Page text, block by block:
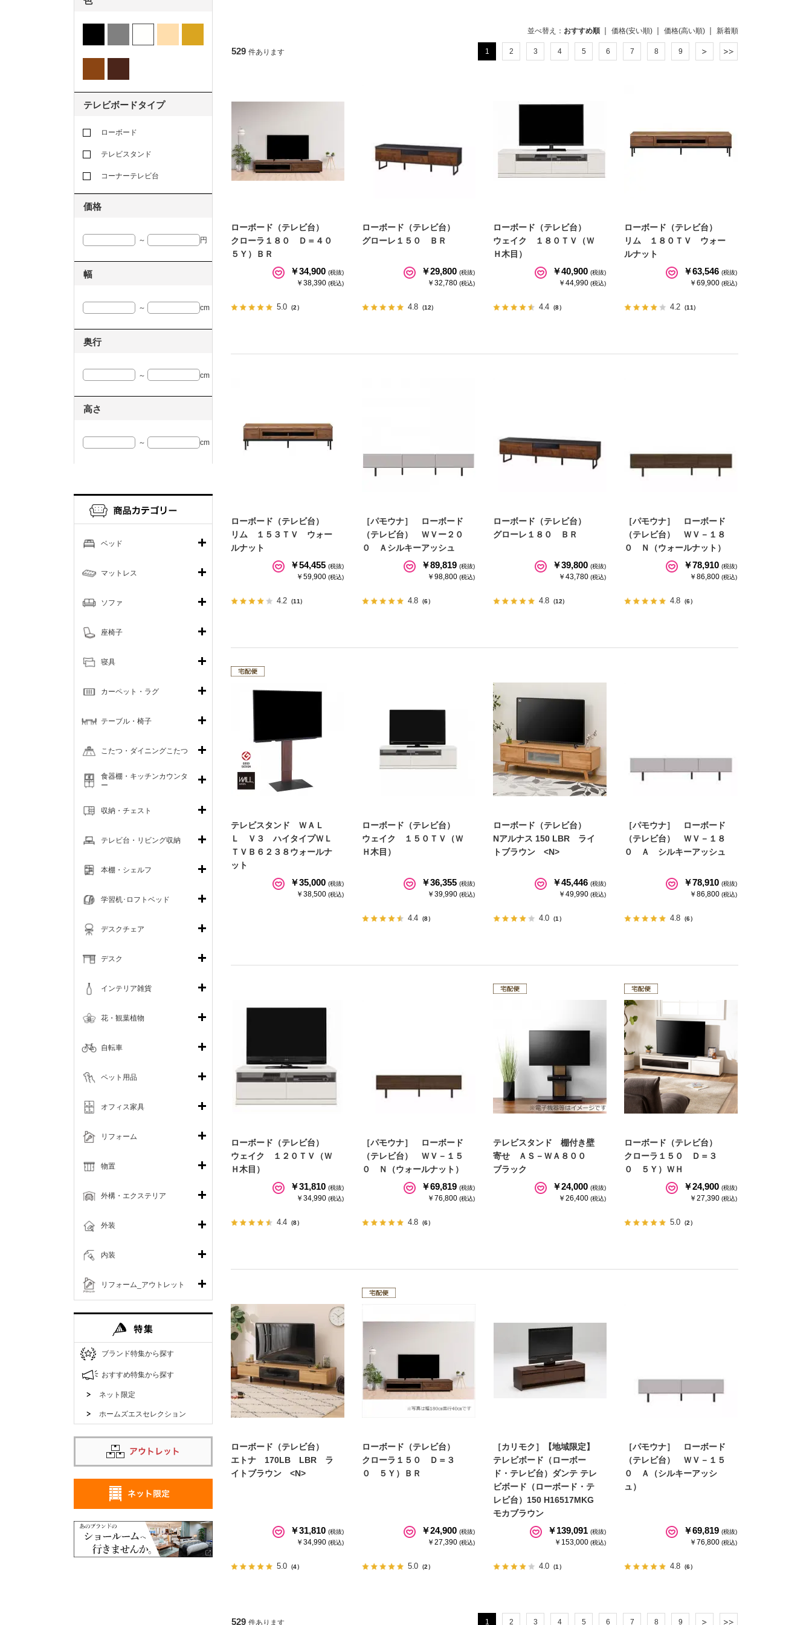
並べ替え： おすすめ順 価格(安い順) 価格(高い順) 新着順
529 件あります 1 2 3 4 5 6 7 8 9
ローボード（テレビ台）
クローラ１８０ Ｄ＝４０
５Ｙ）ＢＲ
￥34,900 (税抜)
￥38,390 (税込)
5.0 （2）
ローボード（テレビ台）
グローレ１５０ ＢＲ
￥29,800 (税抜)
￥32,780 (税込)
4.8 （12）
ローボード（テレビ台）
ウェイク １８０ＴＶ（Ｗ
Ｈ木目）
￥40,900 (税抜)
￥44,990 (税込)
4.4 （8）
ローボード（テレビ台）
リム １８０ＴＶ ウォー
ルナット
￥63,546 (税抜)
￥69,900 (税込)
4.2 （11）
ローボード（テレビ台）
リム １５３ＴＶ ウォー
ルナット
￥54,455 (税抜)
￥59,900 (税込)
4.2 （11）
［パモウナ］ ローボード
（テレビ台） ＷＶー２０
０ Ａシルキーアッシュ
￥89,819 (税抜)
￥98,800 (税込)
4.8 （6）
ローボード（テレビ台）
グローレ１８０ ＢＲ
￥39,800 (税抜)
￥43,780 (税込)
4.8 （12）
［パモウナ］ ローボード
（テレビ台） ＷＶ－１８
０ Ｎ（ウォールナット）
￥78,910 (税抜)
￥86,800 (税込)
4.8 （6）
テレビスタンド ＷＡＬ
Ｌ Ｖ３ ハイタイプＷＬ
ＴＶＢ６２３８ウォールナ
ット
￥35,000 (税抜)
￥38,500 (税込)
ローボード（テレビ台）
ウェイク １５０ＴＶ（Ｗ
Ｈ木目）
￥36,355 (税抜)
￥39,990 (税込)
4.4 （8）
ローボード（テレビ台）
Nアルナス 150 LBR ライ
トブラウン <N>
￥45,446 (税抜)
￥49,990 (税込)
4.0 （1）
［パモウナ］ ローボード
（テレビ台） ＷＶ－１８
０ Ａ シルキーアッシュ
￥78,910 (税抜)
￥86,800 (税込)
4.8 （6）
ローボード（テレビ台）
ウェイク １２０ＴＶ（Ｗ
Ｈ木目）
￥31,810 (税抜)
￥34,990 (税込)
4.4 （8）
［パモウナ］ ローボード
（テレビ台） ＷＶ－１５
０ Ｎ（ウォールナット）
￥69,819 (税抜)
￥76,800 (税込)
4.8 （6）
テレビスタンド 棚付き壁
寄せ ＡＳ－ＷＡ８００
ブラック
￥24,000 (税抜)
￥26,400 (税込)
ローボード（テレビ台）
クローラ１５０ Ｄ＝３
０ ５Ｙ）ＷＨ
￥24,900 (税抜)
￥27,390 (税込)
5.0 （2）
ローボード（テレビ台）
エトナ 170LB LBR ラ
イトブラウン <N>
￥31,810 (税抜)
￥34,990 (税込)
5.0 （4）
ローボード（テレビ台）
クローラ１５０ Ｄ＝３
０ ５Ｙ）ＢＲ
￥24,900 (税抜)
￥27,390 (税込)
5.0 （2）
［カリモク］【地域限定】
テレビボード（ローボー
ド・テレビ台）ダンテ テレ
ビボード（ローボード・テ
レビ台）150 H16517MKG
モカブラウン
￥139,091 (税抜)
￥153,000 (税込)
4.0 （1）
［パモウナ］ ローボード
（テレビ台） ＷＶ－１５
０ Ａ（シルキーアッシ
ュ）
￥69,819 (税抜)
￥76,800 (税込)
4.8 （6）
529 件あります 1 2 3 4 5 6 7 8 9
価格
～ 円
幅
～ cm
奥行
～ cm
高さ
～ cm
テレビボードタイプ
ローボード
テレビスタンド
コーナーテレビ台
ベッド
マットレス
ソファ
寝具
座椅子
カーペット・ラグ
テーブル・椅子
こたつ・ダイニングこたつ
食器棚・キッチンカウンタ
ー
収納・チェスト
テレビ台・リビング収納
本棚・シェルフ
学習机･ロフトベッド
デスクチェア
デスク
インテリア雑貨
花・観葉植物
自転車
ペット用品
オフィス家具
リフォーム
リフォーム_アウトレット
物置
外構・エクステリア
外装
内装
ブランド特集から探す
おすすめ特集から探す
ネット限定
ホームズエスセレクション